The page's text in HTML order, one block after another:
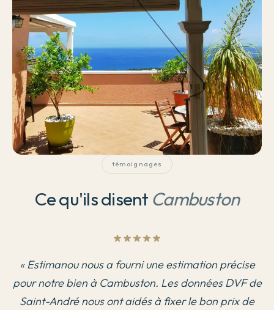
témoignages
Ce qu'ils disent Cambuston
« Estimanou nous a fourni une estimation précise
pour notre bien à Cambuston. Les données DVF de
Saint-André nous ont aidés à fixer le bon prix de